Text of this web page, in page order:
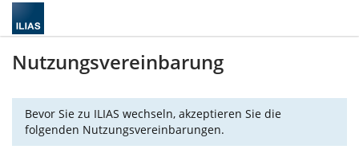
Nutzungsvereinbarung
Bevor Sie zu ILIAS wechseln, akzeptieren Sie die
folgenden Nutzungsvereinbarungen.